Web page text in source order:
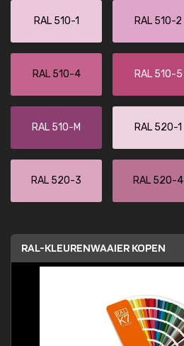
RAL 510-1 RAL 510-2
RAL 510-4 RAL 510-5
RAL 510-M RAL 520-1
RAL 520-3 RAL 520-4
RAL-KLEURENWAAIER KOPEN